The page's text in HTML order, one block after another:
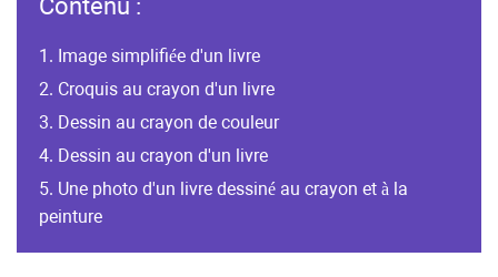
Contenu :
Image simplifiée d'un livre
Croquis au crayon d'un livre
Dessin au crayon de couleur
Dessin au crayon d'un livre
Une photo d'un livre dessiné au crayon et à la
peinture